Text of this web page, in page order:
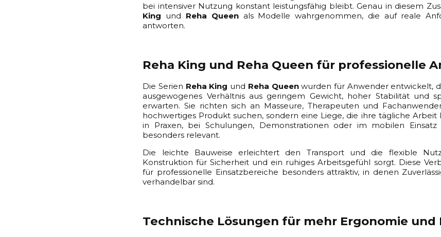
bei intensiver Nutzung konstant leistungsfähig bleibt. Genau in diesem
King und Reha Queenals Modelle wahrgenommen, die auf reale
antworten.
Reha King und Reha Queen für professionelle
Die Serien Reha King und Reha Queenwurden für Anwender entwickelt,
ausgewogenes Verhältnis aus geringem Gewicht, hoher Stabilität und
erwarten. Sie richten sich an Masseure, Therapeuten und
hochwertiges Produkt suchen, sondern eine Liege, die ihre tägliche
in Praxen, bei Schulungen, Demonstrationen oder im mobilen Einsatz
besonders relevant.
Die leichte Bauweise erleichtert den Transport und die flexible
Konstruktion für Sicherheit und ein ruhiges Arbeitsgefühl sorgt. Diese
für professionelle Einsatzbereiche besonders attraktiv, in denen
verhandelbar sind.
Technische Lösungen für mehr Ergonomie